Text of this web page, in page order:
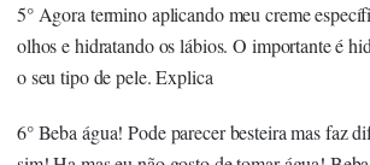
5° Agora termino aplicando meu creme
olhos e hidratando os lábios. O importante é
o seu tipo de pele. Explica
6° Beba água! Pode parecer besteira mas faz